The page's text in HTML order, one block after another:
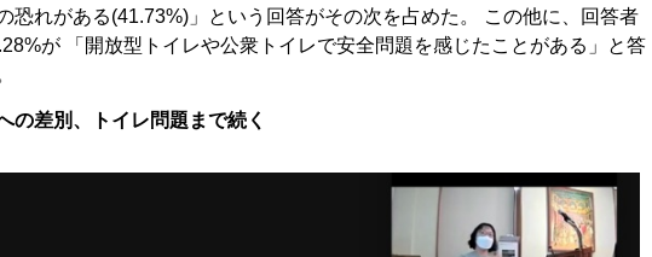
恐れがある(41.73%)」という回答がその次を占めた。 この他に、回答者
が 「開放型トイレや公衆トイレで安全問題を感じたことがある」と答
の差別、トイレ問題まで続く